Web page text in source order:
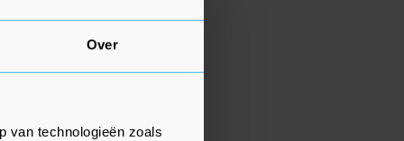
Over
van technologieën zoals